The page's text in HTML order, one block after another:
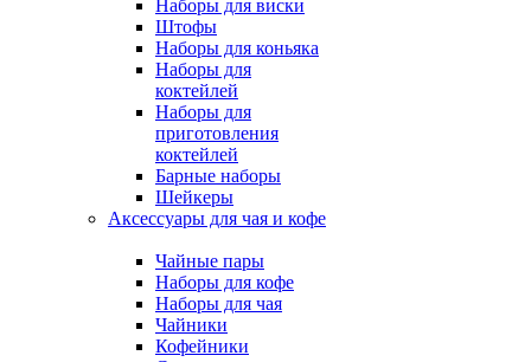
Наборы для виски
Штофы
Наборы для коньяка
Наборы для
коктейлей
Наборы для
приготовления
коктейлей
Барные наборы
Шейкеры
Аксессуары для чая и кофе
Чайные пары
Наборы для кофе
Наборы для чая
Чайники
Кофейники